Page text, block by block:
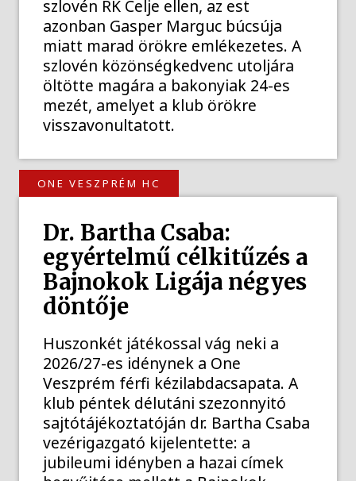
szlovén RK Celje ellen, az est
azonban Gasper Marguc búcsúja
miatt marad örökre emlékezetes. A
szlovén közönségkedvenc utoljára
öltötte magára a bakonyiak 24-es
mezét, amelyet a klub örökre
visszavonultatott.
ONE VESZPRÉM HC
Dr. Bartha Csaba:
egyértelmű célkitűzés a
Bajnokok Ligája négyes
döntője
Huszonkét játékossal vág neki a
2026/27-es idénynek a One
Veszprém férfi kézilabdacsapata. A
klub péntek délutáni szezonnyitó
sajtótájékoztatóján dr. Bartha Csaba
vezérigazgató kijelentette: a
jubileumi idényben a hazai címek